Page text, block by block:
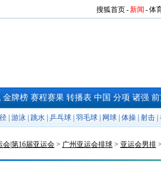
搜狐首页-新闻 -体
金牌榜 赛程赛果 转播表 中国 分项 诸强
游泳 跳水 乒乓球 羽毛球 网球 体操 射击
会|第16届亚运会 > 广州亚运会排球 > 亚运会男排